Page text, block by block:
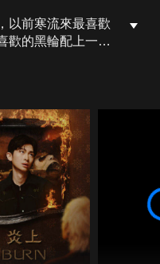
以前寒流來最喜歡
歡的黑輪配上一大